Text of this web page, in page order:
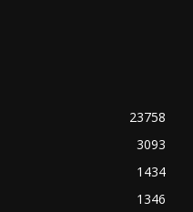
23758
3093
1434
1346